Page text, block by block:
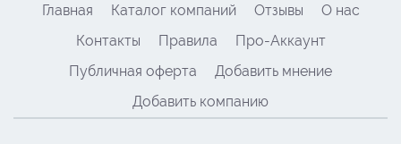
Главная Каталог компаний Отзывы
О нас
Контакты
Правила
Про-Аккаунт
Публичная оферта
Добавить мнение
Добавить компанию